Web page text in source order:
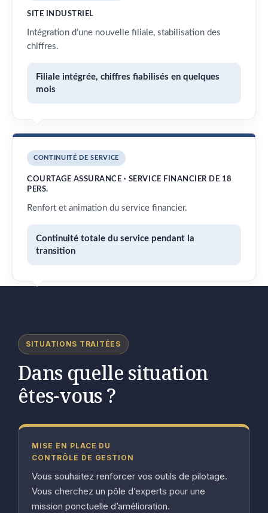
SITE INDUSTRIEL
Intégration d’une nouvelle filiale, stabilisation des
chiffres.
Filiale intégrée, chiffres fiabilisés en quelques
mois
CONTINUITÉ DE SERVICE
COURTAGE ASSURANCE · SERVICE FINANCIER DE 18
PERS.
Renfort et animation du service financier.
Continuité totale du service pendant la
transition
SITUATIONS TRAITÉES
Dans quelle situation
êtes-vous ?
MISE EN PLACE DU
CONTRÔLE DE GESTION
Vous souhaitez renforcer vos outils de pilotage.
Vous cherchez un pôle d’experts pour une
mission ponctuelle d’amélioration.